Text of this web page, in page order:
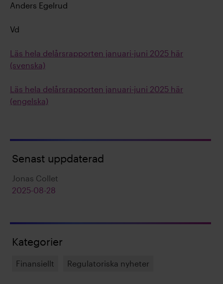
Anders Egelrud
Vd
Läs hela delårsrapporten januari-juni 2025 här
(svenska)
Läs hela delårsrapporten januari-juni 2025 här
(engelska)
Senast uppdaterad
Jonas Collet
2025-08-28
Kategorier
Finansiellt Regulatoriska nyheter